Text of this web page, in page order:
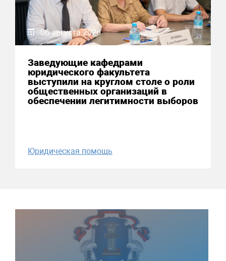
06 августа 2026
Заведующие кафедрами
юридического факультета
выступили на круглом столе о роли
общественных организаций в
обеспечении легитимности выборов
Юридическая помощь